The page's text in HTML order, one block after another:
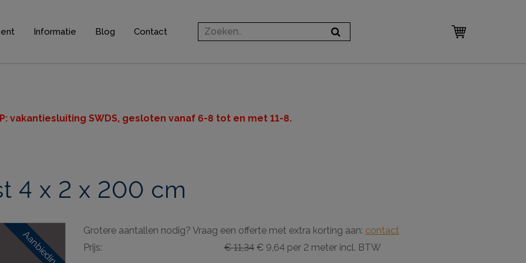
elementen
gereedschappen
Informatie Blog Contact
vakantiesluiting SWDS, gesloten vanaf 6-8 tot en met 11-8.
4 x 2 x 200 cm
Aanbieding Grotere aantallen nodig? Vraag een offerte met extra korting aan: contact
Prijs:
€ 11,34€ 9,64 per 2 meter incl. BTW